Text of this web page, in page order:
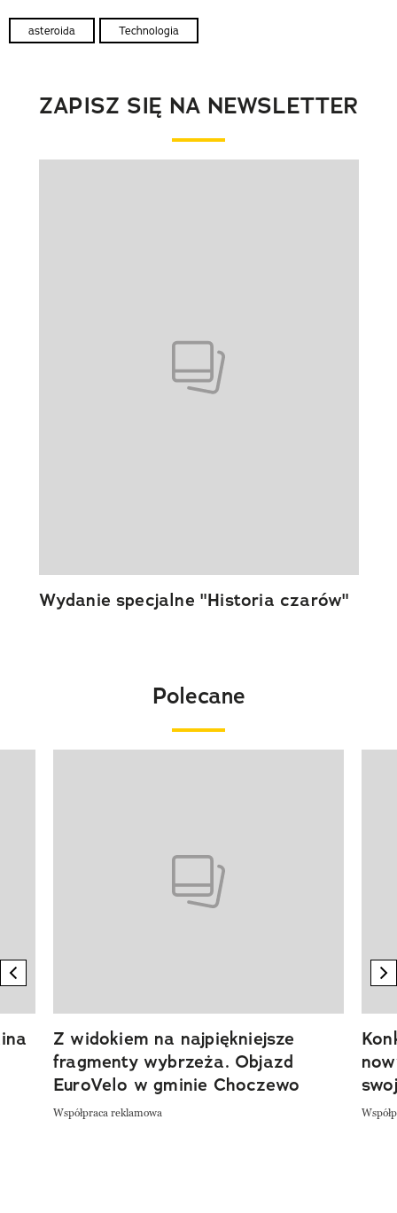
asteroida Technologia
ZAPISZ SIĘ NA NEWSLETTER
Wydanie specjalne "Historia czarów"
Polecane
previous element
Z widokiem na najpiękniejsze
fragmenty wybrzeża. Objazd
EuroVelo w gminie Choczewo
Współpraca reklamowa